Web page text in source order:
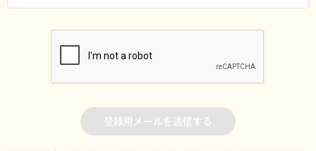
登録用メールを送信する